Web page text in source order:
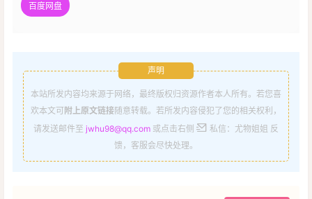
百度网盘
声明
本站所发内容均来源于网络，最终版权归资源作者本人所有。若您喜
欢本文可 附上原文链接随意转载。若所发内容侵犯了您的相关权利，
请发送邮件至 jwhu98@qq.com 或点击右侧
私信：尤物姐姐 反
馈，客服会尽快处理。